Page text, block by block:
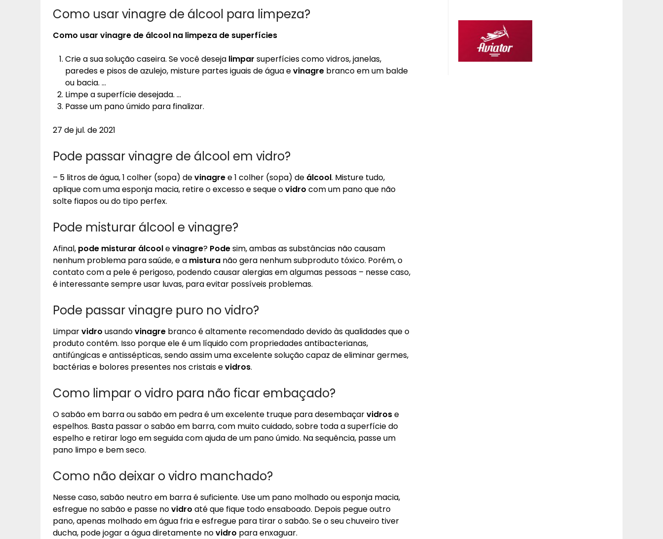
Como usar vinagre de álcool para limpeza?
Como usar vinagre de álcool na limpeza de superfícies
Crie a sua solução caseira. Se você deseja limpar superfícies como vidros, janelas,
paredes e pisos de azulejo, misture partes iguais de água evinagre branco em um balde
ou bacia. …
Limpe a superfície desejada. …
Passe um pano úmido para finalizar.
27 de jul. de 2021
Pode passar vinagre de álcool em vidro?
– 5 litros de água, 1 colher (sopa) devinagree 1 colher (sopa) de álcool. Misture tudo,
aplique com uma esponja macia, retire o excesso e seque ovidro com um pano que não
solte fiapos ou do tipo perfex.
Pode misturar álcool e vinagre?
Afinal, pode misturar álcoolevinagre? Podesim, ambas as substâncias não causam
nenhum problema para saúde, e a mistura não gera nenhum subproduto tóxico. Porém, o
contato com a pele é perigoso, podendo causar alergias em algumas pessoas – nesse caso,
é interessante sempre usar luvas, para evitar possíveis problemas.
Pode passar vinagre puro no vidro?
Limparvidro usandovinagre branco é altamente recomendado devido às qualidades que o
produto contém. Isso porque ele é um líquido com propriedades antibacterianas,
antifúngicas e antissépticas, sendo assim uma excelente solução capaz de eliminar germes,
bactérias e bolores presentes nos cristais evidros.
Como limpar o vidro para não ficar embaçado?
O sabão em barra ou sabão em pedra é um excelente truque para desembaçarvidrose
espelhos. Basta passar o sabão em barra, com muito cuidado, sobre toda a superfície do
espelho e retirar logo em seguida com ajuda de um pano úmido. Na sequência, passe um
pano limpo e bem seco.
Como não deixar o vidro manchado?
Nesse caso, sabão neutro em barra é suficiente. Use um pano molhado ou esponja macia,
esfregue no sabão e passe novidro até que fique todo ensaboado. Depois pegue outro
pano, apenas molhado em água fria e esfregue para tirar o sabão. Se o seu chuveiro tiver
ducha, pode jogar a água diretamente novidro para enxaguar.